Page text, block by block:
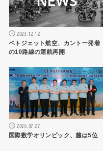
2023.12.12
ベトジェット航空、カントー発着
の10路線の運航再開
ニュース記事
2026.07.27
国際数学オリンピック、越は5位